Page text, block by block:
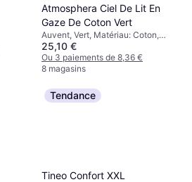
Atmosphera Ciel De Lit En
Gaze De Coton Vert
Auvent, Vert, Matériau: Coton,
Nombre de pièces: 1
25,10 €
Ou 3 paiements de 8,36 €
8 magasins
Tendance
Tineo Confort XXL